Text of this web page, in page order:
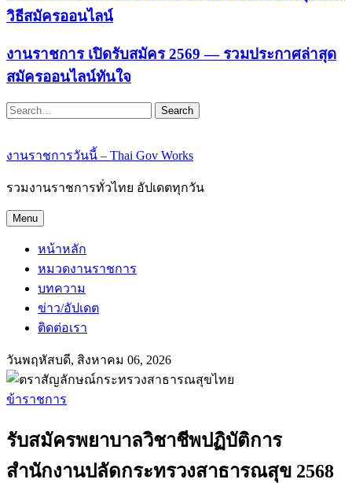
วิธีสมัครออนไลน์
งานราชการ เปิดรับสมัคร 2569 — รวมประกาศล่าสุด
สมัครออนไลน์ทันใจ
Search
งานราชการวันนี้ – Thai Gov Works
รวมงานราชการทั่วไทย อัปเดตทุกวัน
Menu
หน้าหลัก
หมวดงานราชการ
บทความ
ข่าว/อัปเดต
ติดต่อเรา
วันพฤหัสบดี, สิงหาคม 06, 2026
ข้าราชการ
รับสมัครพยาบาลวิชาชีพปฏิบัติการ
สำนักงานปลัดกระทรวงสาธารณสุข 2568